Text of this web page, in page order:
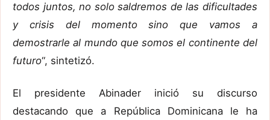
todos juntos, no solo saldremos de las dificultades
y crisis del momento sino que vamos a
demostrarle al mundo que somos el continente del
futuro“, sintetizó.
El presidente Abinader inició su discurso
destacando que a República Dominicana le ha